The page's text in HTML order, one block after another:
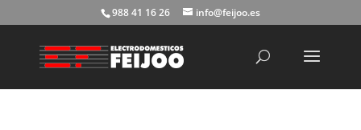
988 41 16 26 info@feijoo.es